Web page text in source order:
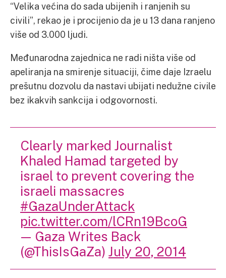
“Velika većina do sada ubijenih i ranjenih su
civili”, rekao je i procijenio da je u 13 dana ranjeno
više od 3.000 ljudi.
Međunarodna zajednica ne radi ništa više od
apeliranja na smirenje situaciji, čime daje Izraelu
prešutnu dozvolu da nastavi ubijati nedužne civile
bez ikakvih sankcija i odgovornosti.
Clearly marked Journalist
Khaled Hamad targeted by
israel to prevent covering the
israeli massacres
#GazaUnderAttack
pic.twitter.com/lCRn19BcoG
— Gaza Writes Back
(@ThisIsGaZa) July 20, 2014